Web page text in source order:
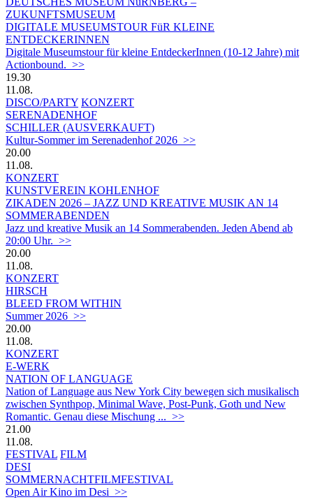
ZUKUNFTSMUSEUM
DIGITALE MUSEUMSTOUR FüR KLEINE
ENTDECKERINNEN
Digitale Museumstour für kleine EntdeckerInnen (10-12 Jahre) mit
Actionbound. >>
19.30
11.08.
DISCO/PARTY KONZERT
SERENADENHOF
SCHILLER (AUSVERKAUFT)
Kultur-Sommer im Serenadenhof 2026 >>
20.00
11.08.
KONZERT
KUNSTVEREIN KOHLENHOF
ZIKADEN 2026 – JAZZ UND KREATIVE MUSIK AN 14
SOMMERABENDEN
Jazz und kreative Musik an 14 Sommerabenden. Jeden Abend ab
20:00 Uhr. >>
20.00
11.08.
KONZERT
HIRSCH
BLEED FROM WITHIN
Summer 2026 >>
20.00
11.08.
KONZERT
E-WERK
NATION OF LANGUAGE
Nation of Language aus New York City bewegen sich musikalisch
zwischen Synthpop, Minimal Wave, Post-Punk, Goth und New
Romantic. Genau diese Mischung ... >>
21.00
11.08.
FESTIVAL FILM
DESI
SOMMERNACHTFILMFESTIVAL
Open Air Kino im Desi >>